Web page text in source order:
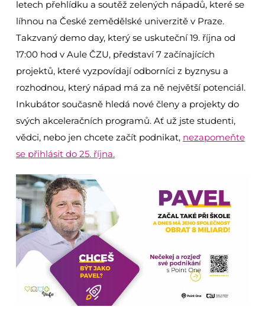
letech přehlídku a soutěž zelených nápadů, které se
líhnou na České zemědělské univerzitě v Praze.
Takzvaný demo day, který se uskuteční 19. října od
17:00 hod v Aule ČZU, představí 7 začínajících
projektů, které vyzpovídají odborníci z byznysu a
rozhodnou, který nápad má za ně největší potenciál.
Inkubátor současně hledá nové členy a projekty do
svých akceleračních programů. Ať už jste studenti,
vědci, nebo jen chcete začít podnikat, nezapomeňte
se přihlásit do 25. října.